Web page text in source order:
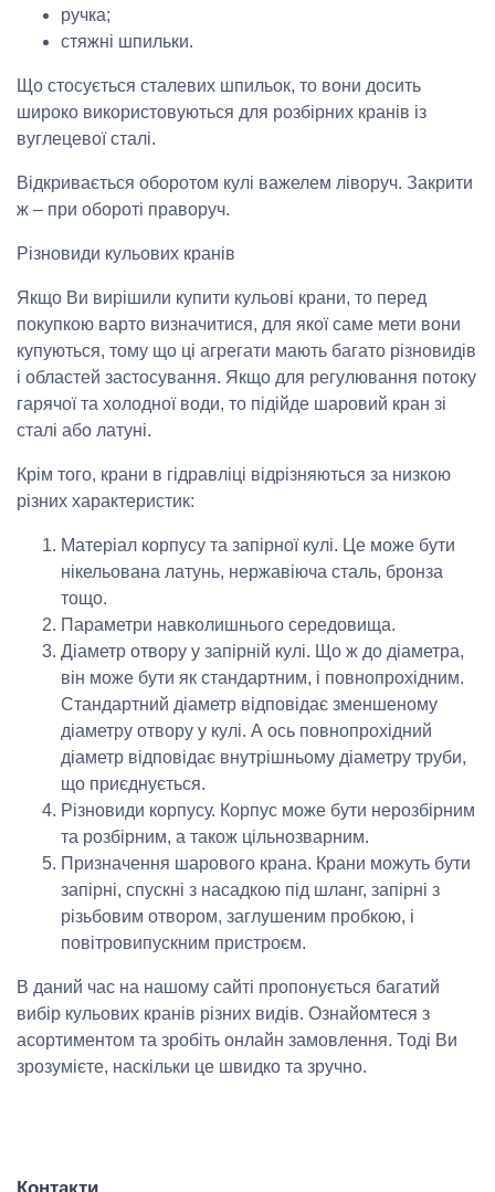
ручка;
стяжні шпильки.
Що стосується сталевих шпильок, то вони досить
широко використовуються для розбірних кранів із
вуглецевої сталі.
Відкривається оборотом кулі важелем ліворуч. Закрити
ж – при обороті праворуч.
Різновиди кульових кранів
Якщо Ви вирішили купити кульові крани, то перед
покупкою варто визначитися, для якої саме мети вони
купуються, тому що ці агрегати мають багато різновидів
і областей застосування. Якщо для регулювання потоку
гарячої та холодної води, то підійде шаровий кран зі
сталі або латуні.
Крім того, крани в гідравліці відрізняються за низкою
різних характеристик:
Матеріал корпусу та запірної кулі. Це може бути
нікельована латунь, нержавіюча сталь, бронза
тощо.
Параметри навколишнього середовища.
Діаметр отвору у запірній кулі. Що ж до діаметра,
він може бути як стандартним, і повнопрохідним.
Стандартний діаметр відповідає зменшеному
діаметру отвору у кулі. А ось повнопрохідний
діаметр відповідає внутрішньому діаметру труби,
що приєднується.
Різновиди корпусу. Корпус може бути нерозбірним
та розбірним, а також цільнозварним.
Призначення шарового крана. Крани можуть бути
запірні, спускні з насадкою під шланг, запірні з
різьбовим отвором, заглушеним пробкою, і
повітровипускним пристроєм.
В даний час на нашому сайті пропонується багатий
вибір кульових кранів різних видів. Ознайомтеся з
асортиментом та зробіть онлайн замовлення. Тоді Ви
зрозумієте, наскільки це швидко та зручно.